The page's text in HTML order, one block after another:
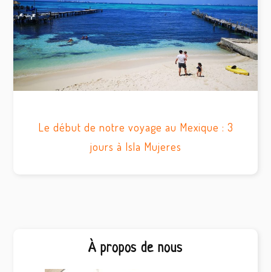
Le début de notre voyage au Mexique : 3
jours à Isla Mujeres
À propos de nous